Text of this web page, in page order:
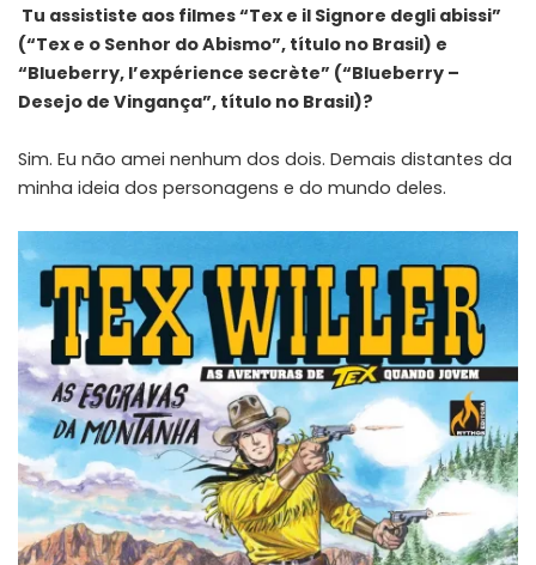
Tu assististe aos filmes “Tex e il Signore degli abissi”
(“Tex e o Senhor do Abismo”, título no Brasil) e
“Blueberry, l’expérience secrète” (“Blueberry –
Desejo de Vingança”, título no Brasil)?
Sim. Eu não amei nenhum dos dois. Demais distantes da
minha ideia dos personagens e do mundo deles.